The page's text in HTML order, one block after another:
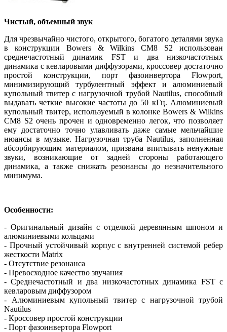
Чистый, объемный звук
Для чрезвычайно чистого, открытого, богатого деталями звука
в конструкции Bowers & Wilkins CM8 S2 использован
среднечастотный динамик FST и два низкочастотных
динамика с кевларовыми диффузорами, кроссовер достаточно
простой конструкции, порт фазоинвертора Flowport,
минимизирующий турбулентный эффект и алюминиевый
купольный твитер с нагрузочной трубой Nautilus, способный
выдавать четкие высокие частоты до 50 кГц. Алюминиевый
купольный твитер, используемый в колонке Bowers & Wilkins
CM8 S2 очень прочен и одновременно легок, что позволяет
ему достаточно точно улавливать даже самые мельчайшие
нюансы в музыке. Нагрузочная труба Nautilus, заполненная
абсорбирующим материалом, призвана впитывать ненужные
звуки, возникающие от задней стороны работающего
динамика, а также снижать резонансы до незначительного
минимума.
Особенности:
- Оригинальный дизайн с отделкой деревянным шпоном и
алюминиевыми кольцами
- Прочный устойчивый корпус с внутренней системой ребер
жесткости Matrix
- Отсутствие резонанса
- Превосходное качество звучания
- Среднечастотный и два низкочастотных динамика FST с
кевларовым диффузором
- Алюминиевым купольный твитер с нагрузочной трубой
Nautilus
- Кроссовер простой конструкции
- Порт фазоинвертора Flowport